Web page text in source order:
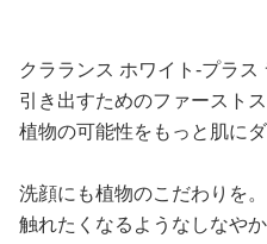
クラランス ホワイト‐プラ
引き出すためのファースト
植物の可能性をもっと肌にダ
洗顔にも植物のこだわりを
触れたくなるようなしなや